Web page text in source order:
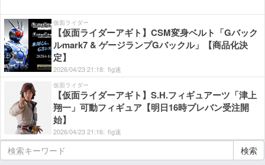
仮面ライダー
【仮面ライダーアギト】CSM変身ベルト「Gバック
ルmark7 & ゲージランプGバックル」【商品化決
定】
2026/04/2321:18: fig速
仮面ライダー
【仮面ライダーアギト】S.H.フィギュアーツ「津上
翔一」可動フィギュア【明日16時プレバン受注開
始】
2026/04/2321:16: fig速
検索